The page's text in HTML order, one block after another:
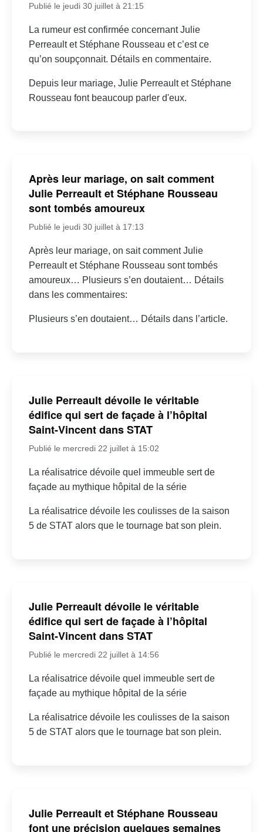
Publié le jeudi 30 juillet à 21:15
La rumeur est confirmée concernant Julie
Perreault et Stéphane Rousseau et c’est ce
qu’on soupçonnait. Détails en commentaire.
Depuis leur mariage, Julie Perreault et Stéphane
Rousseau font beaucoup parler d'eux.
Après leur mariage, on sait comment
Julie Perreault et Stéphane Rousseau
sont tombés amoureux
Publié le jeudi 30 juillet à 17:13
Après leur mariage, on sait comment Julie
Perreault et Stéphane Rousseau sont tombés
amoureux… Plusieurs s’en doutaient… Détails
dans les commentaires:
Plusieurs s’en doutaient… Détails dans l’article.
Julie Perreault dévoile le véritable
édifice qui sert de façade à l’hôpital
Saint-Vincent dans STAT
Publié le mercredi 22 juillet à 15:02
La réalisatrice dévoile quel immeuble sert de
façade au mythique hôpital de la série
La réalisatrice dévoile les coulisses de la saison
5 de STAT alors que le tournage bat son plein.
Julie Perreault dévoile le véritable
édifice qui sert de façade à l’hôpital
Saint-Vincent dans STAT
Publié le mercredi 22 juillet à 14:56
La réalisatrice dévoile quel immeuble sert de
façade au mythique hôpital de la série
La réalisatrice dévoile les coulisses de la saison
5 de STAT alors que le tournage bat son plein.
Julie Perreault et Stéphane Rousseau
font une précision quelques semaines